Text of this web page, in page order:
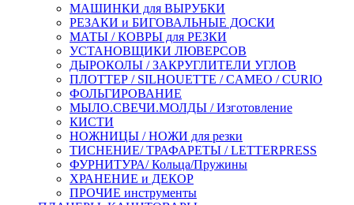
МАШИНКИ для ВЫРУБКИ
РЕЗАКИ и БИГОВАЛЬНЫЕ ДОСКИ
МАТЫ / КОВРЫ для РЕЗКИ
УСТАНОВЩИКИ ЛЮВЕРСОВ
ДЫРОКОЛЫ / ЗАКРУГЛИТЕЛИ УГЛОВ
ПЛОТТЕР / SILHOUETTE / CAMEO / CURIO
ФОЛЬГИРОВАНИЕ
МЫЛО.СВЕЧИ.МОЛДЫ / Изготовление
КИСТИ
НОЖНИЦЫ / НОЖИ для резки
ТИСНЕНИЕ/ ТРАФАРЕТЫ / LETTERPRESS
ФУРНИТУРА/ Кольца/Пружины
ХРАНЕНИЕ и ДЕКОР
ПРОЧИЕ инструменты